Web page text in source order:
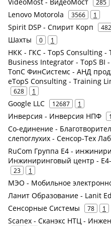
285
Lenovo Motorola 3566 1
Spirit DSP - Спирит Корп 482
Шахты 0 1
НКК - ГКС - TopS Consulting -
Business Integrator - TopS BI
ТопС ФинСистемс - АНД
eTopS Consulting - Training
628 1
Google LLC 12687 1
Инверсия - Инверсия НПФ
Со-единение -
слепоглухих - Сенсор-Тех
RuCom Группа E4 -
Инжиниринговый центр -
23 1
МЭО - Мобильное
Ланит Образование - Lanit
Сенсорные Системы 78 1
Scanex - Сканэкс НТЦ -